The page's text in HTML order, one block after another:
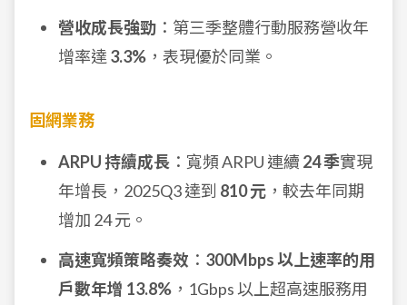
營收成長強勁 ：第三季整體行動服務營收年
增率達 3.3% ，表現優於同業。
固網業務
ARPU 持續成長 ：寬頻 ARPU 連續 24 季實現
年增長，2025Q3 達到 810 元 ，較去年同期
增加 24 元。
高速寬頻策略奏效 ： 300Mbps 以上速率的用
戶數年增 13.8% ，1Gbps 以上超高速服務用